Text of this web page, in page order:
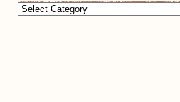
Categories